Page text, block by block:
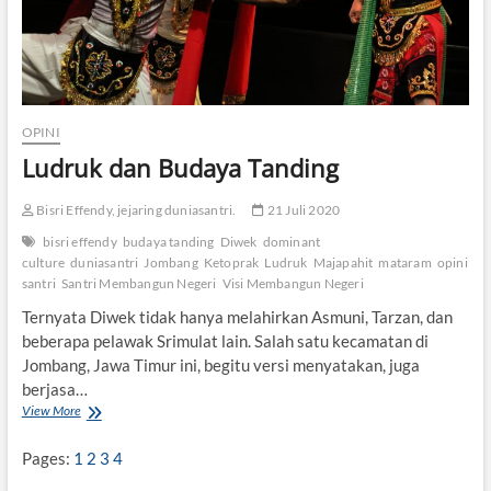
OPINI
Ludruk dan Budaya Tanding
Bisri Effendy, jejaring duniasantri.
21 Juli 2020
bisri effendy budaya tanding Diwek dominant
culture duniasantri Jombang Ketoprak Ludruk Majapahit mataram opini
santri Santri Membangun Negeri Visi Membangun Negeri
Ternyata Diwek tidak hanya melahirkan Asmuni, Tarzan, dan
beberapa pelawak Srimulat lain. Salah satu kecamatan di
Jombang, Jawa Timur ini, begitu versi menyatakan, juga
berjasa…
View MoreL
r
Pages: 1 2 3 4